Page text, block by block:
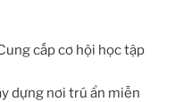
cấp cơ hội học tập
dựng nơi trú ẩn miễn